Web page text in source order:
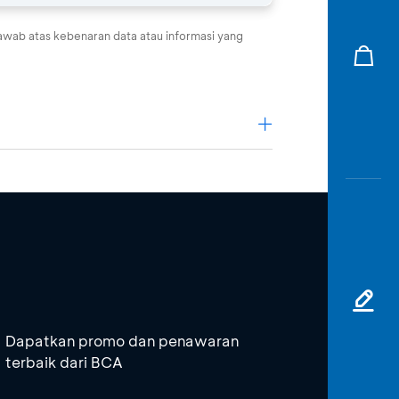
Unduh
Unduh
atas kebenaran data atau informasi yang
Dapatkan promo dan penawaran
terbaik dari BCA